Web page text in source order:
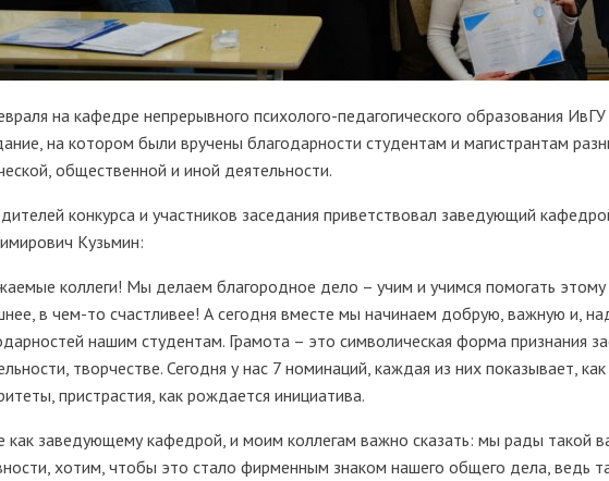
на кафедре непрерывного психолого-педагогического образования
на котором были вручены благодарности студентам и магистрантам
общественной и иной деятельности.
конкурса и участников заседания приветствовал заведующий
Кузьмин:
коллеги! Мы делаем благородное дело – учим и учимся помогать
в чем-то счастливее! А сегодня вместе мы начинаем добрую, важную и,
нашим студентам. Грамота – это символическая форма признания
творчестве. Сегодня у нас 7 номинаций, каждая из них показывает,
пристрастия, как рождается инициатива.
как заведующему кафедрой, и моим коллегам важно сказать: мы рады такой
хотим, чтобы это стало фирменным знаком нашего общего дела, ведь